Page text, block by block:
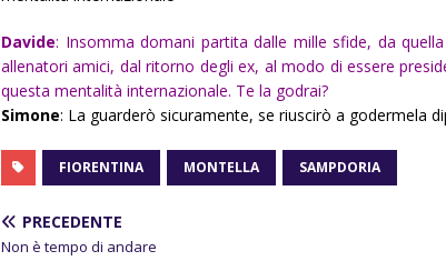
Davide: Insomma domani partita dalle mille sfide, da
allenatori amici, dal ritorno degli ex, al modo di essere
questa mentalità internazionale. Te la godrai?
Simone: La guarderò sicuramente, se riuscirò a godermela
FIORENTINA MONTELLA SAMPDORIA
PRECEDENTE
Non è tempo di andare